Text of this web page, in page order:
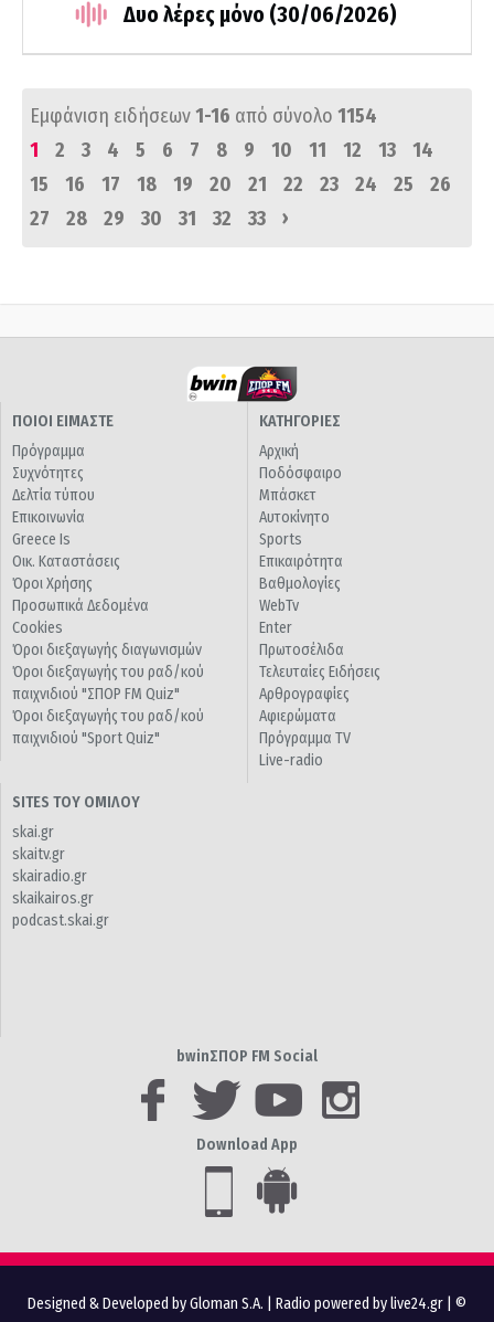
Δυο λέρες μόνο (30/06/2026)
Εμφάνιση ειδήσεων1-16 από σύνολο 1154
1
2 3 4 5 6 7 8 9 10 11 12 13
14
15
16 17 18 19 20 21 22 23 24 25
26
27
28 29 30 31 32 33 ›
ΠΟΙΟΙ ΕΙΜΑΣΤΕ
Πρόγραμμα
Συχνότητες
Δελτία τύπου
Επικοινωνία
Greece Is
Οικ. Καταστάσεις
Όροι Χρήσης
Προσωπικά Δεδομένα
Cookies
Όροι διεξαγωγής διαγωνισμών
Όροι διεξαγωγής του ραδ/κού
παιχνιδιού "ΣΠΟΡ FM Quiz"
Όροι διεξαγωγής του ραδ/κού
παιχνιδιού "Sport Quiz"
ΚΑΤΗΓΟΡΙΕΣ
Αρχική
Ποδόσφαιρο
Μπάσκετ
Αυτοκίνητο
Sports
Επικαιρότητα
Βαθμολογίες
WebTv
Enter
Πρωτοσέλιδα
Τελευταίες Ειδήσεις
Αρθρογραφίες
Αφιερώματα
Πρόγραμμα TV
Live-radio
SITES ΤΟΥ ΟΜΙΛΟΥ
skai.gr
skaitv.gr
skairadio.gr
skaikairos.gr
podcast.skai.gr
bwinΣΠΟΡ FM Social
Download App
Designed & Developed by Gloman S.A. Radio powered by live24.gr | ©